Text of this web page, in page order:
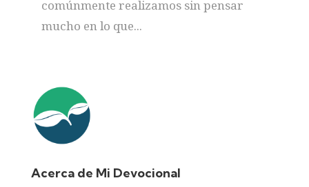
comúnmente realizamos sin pensar
mucho en lo que...
Acerca de Mi Devocional